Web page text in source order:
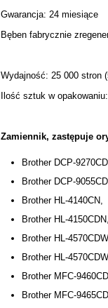
Gwarancja: 24 miesiące
Bęben fabrycznie
Wydajność: 25 000 stron
Ilość sztuk w
Zamiennik, zastępuje
Brother DCP-
Brother DCP-
Brother HL-4140CN,
Brother HL-4150CDN,
Brother HL-
Brother HL-
Brother MFC-
Brother MFC-